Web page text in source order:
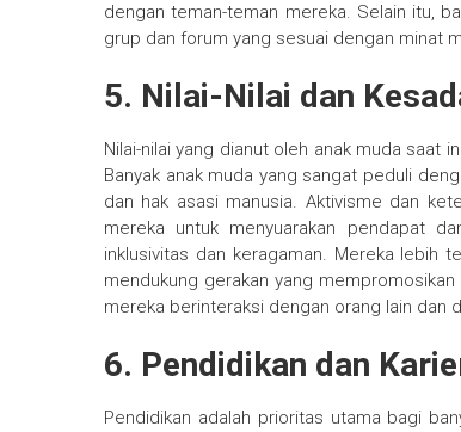
dengan teman-teman mereka. Selain itu,
grup dan forum yang sesuai dengan minat
5. Nilai-Nilai dan
Nilai-nilai yang dianut oleh anak muda saat
Banyak anak muda yang sangat peduli
dan hak asasi manusia. Aktivisme dan
mereka untuk menyuarakan pendapat
inklusivitas dan keragaman. Mereka lebih
mendukung gerakan yang
mereka berinteraksi dengan orang lain dan
6. Pendidikan dan
Pendidikan adalah prioritas utama bagi